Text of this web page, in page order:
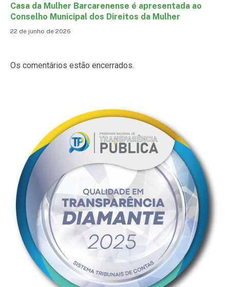
Casa da Mulher Barcarenense é apresentada ao
Conselho Municipal dos Direitos da Mulher
22 de junho de 2026
Os comentários estão encerrados.